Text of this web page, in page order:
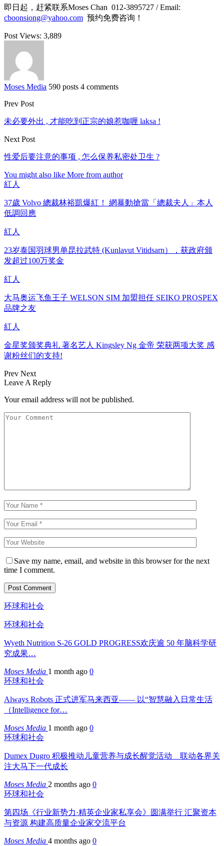
即日起，赶紧联系Moses Chan 012-3895727 / Email:
cboonsiong@yahoo.com 预约免费咨询！
Post Views: 3,889
Moses Media 590 posts 4 comments
Prev Post
未必要外出 , 才能吃到正宗的娘惹咖喱 laksa !
Next Post
性爱后要注意的事项 , 怎么保养私密处卫生 ?
You might also like More from author
紅人
37歲 Volvo 總裁林裕凱爆紅！ 網暴動搶當「總裁夫人」本人
低調回應
紅人
23岁泰国羽球男单昆拉武特 (Kunlavut Vitidsarn），获政府颁
发超过100万奖金
紅人
大马奥运飞鱼王子 WELSON SIM 加盟担任 SEIKO PROSPEX
品牌之友
紅人
金星奖颁奖典礼 著名艺人 Kingsley Ng 金帝 荣获两项大奖 感
谢粉丝们的支持!
Prev Next
Leave A Reply
Your email address will not be published.
Save my name, email, and website in this browser for the next
time I comment.
环球和社会
环球和社会
Wyeth Nutrition S-26 GOLD PROGRESS欢庆逾 50 年脑科学研
究成果…
Moses Media 1 month ago 0
环球和社会
Always Robots 正式进军马来西亚—— 以“智慧融入日常生活
（Intelligence for…
Moses Media 1 month ago 0
环球和社会
Dumex Dugro 积极推动儿童营养与成长醒觉活动 联动各界关
注大马下一代成长
Moses Media 2 months ago 0
环球和社会
第四场《行业新势力·精英企业家私享会》圆满举行 汇聚资本
与资源 构建高质量企业家交流平台
Moses Media 4 months ago 0